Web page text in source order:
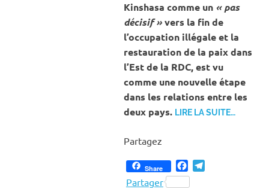
Kinshasa comme un « pas
décisif »vers la fin de
l’occupation illégale et la
restauration de la paix dans
l’Est de la RDC, est vu
comme une nouvelle étape
dans les relations entre les
deux pays. LIRE LA SUITE…
Partagez
Share Facebook
Partager